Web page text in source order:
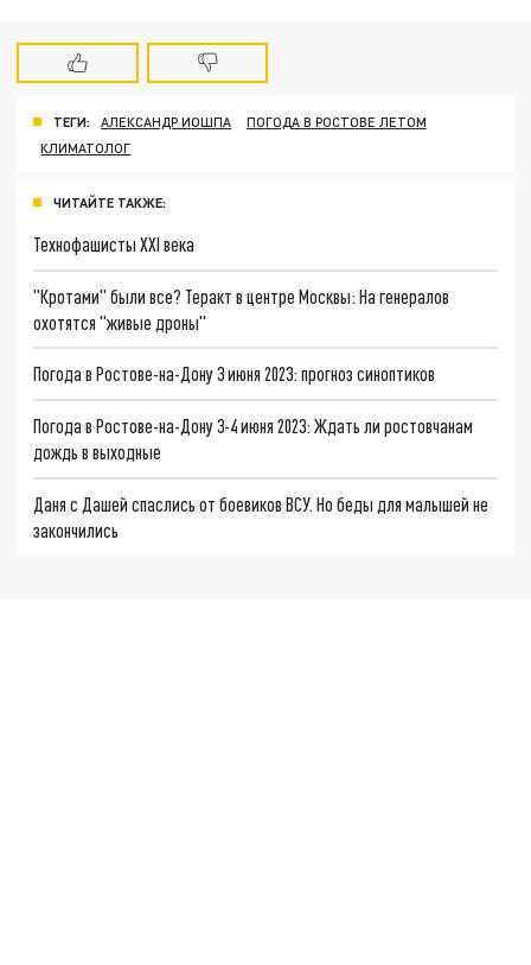
ТЕГИ: АЛЕКСАНДР ИОШПА
ПОГОДА В РОСТОВЕ ЛЕТОМ
КЛИМАТОЛОГ
ЧИТАЙТЕ ТАКЖЕ:
Технофашисты XXI века
"Кротами" были все? Теракт в центре Москвы: На генералов
охотятся "живые дроны"
Погода в Ростове-на-Дону 3 июня 2023: прогноз синоптиков
Погода в Ростове-на-Дону 3-4 июня 2023: Ждать ли ростовчанам
дождь в выходные
Даня с Дашей спаслись от боевиков ВСУ. Но беды для малышей не
закончились